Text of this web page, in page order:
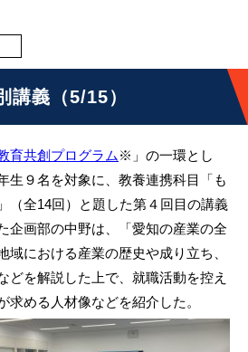
講義（5/15）
育共創プログラム ※」の一環とし
生９名を対象に、教養連携科目「も
（全14回）と題した第４回目の講義
企画部の中野は、「愛知の産業の全
域における産業の歴史や成り立ち、
どを解説した上で、就職活動を控え
求める人材像などを紹介した。